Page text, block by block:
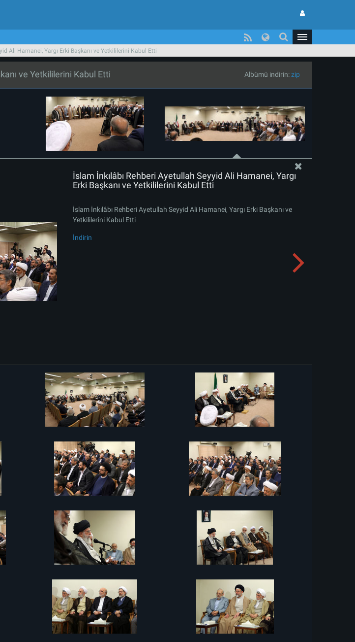
Ali Hamanei, Yargı Erki Başkanı ve Yetkililerini Kabul Etti
ve Yetkililerini Kabul Etti Albümü indirin:zip
İslam İnkılâbı Rehberi Ayetullah Seyyid Ali Hamanei, Yargı
Erki Başkanı ve Yetkililerini Kabul Etti
İslam İnkılâbı Rehberi Ayetullah Seyyid Ali Hamanei, Yargı Erki Başkanı ve
Yetkililerini Kabul Etti
İndirin